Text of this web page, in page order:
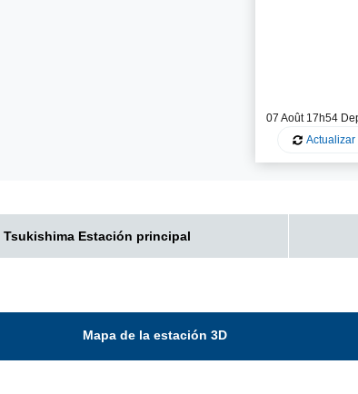
07 Août 17h54
Actualizar
Tsukishima Estación principal
Mapa de la estación 3D